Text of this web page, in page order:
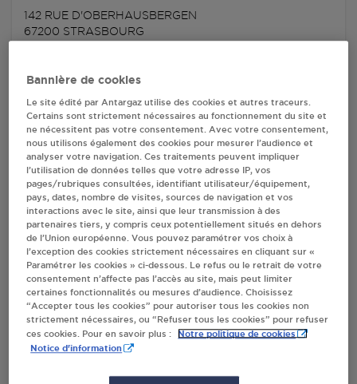
142 RUE D'OBERHAUSBERGEN
67200 STRASBOURG
AUCHAN CARBURANT 383 STRASBOURG
CENTRE COMMERCIAL HAUTEPIERRE
HAUTEPIERRE
67000STRASBOURG
S'Y RENDRE
INTERMARCHE OBERHAUSBERGEN
STRASBOURG
SAS JOVASAL
256, ROUTE DE MITTELHAUSBERGEN
67200STRASBOURG
Bannière de cookies
Le site édité par Antargaz utilise des cookies et autres traceurs.
Certains sont strictement nécessaires au fonctionnement du site et
ne nécessitent pas votre consentement. Avec votre consentement,
nous utilisons également des cookies pour mesurer l’audience et
analyser votre navigation. Ces traitements peuvent impliquer
l’utilisation de données telles que votre adresse IP, vos
pages/rubriques consultées, identifiant utilisateur/équipement,
pays, dates, nombre de visites, sources de navigation et vos
interactions avec le site, ainsi que leur transmission à des
partenaires tiers, y compris ceux potentiellement situés en dehors
de l’Union européenne. Vous pouvez paramétrer vos choix à
l’exception des cookies strictement nécessaires en cliquant sur «
Paramétrer les cookies » ci-dessous. Le refus ou le retrait de votre
consentement n’affecte pas l’accès au site, mais peut limiter
certaines fonctionnalités ou mesures d’audience. Choisissez
“Accepter tous les cookies” pour autoriser tous les cookies non
strictement nécessaires, ou “Refuser tous les cookies” pour refuser
ces cookies. Pour en savoir plus :
Notre politique de cookies
Notice d'information